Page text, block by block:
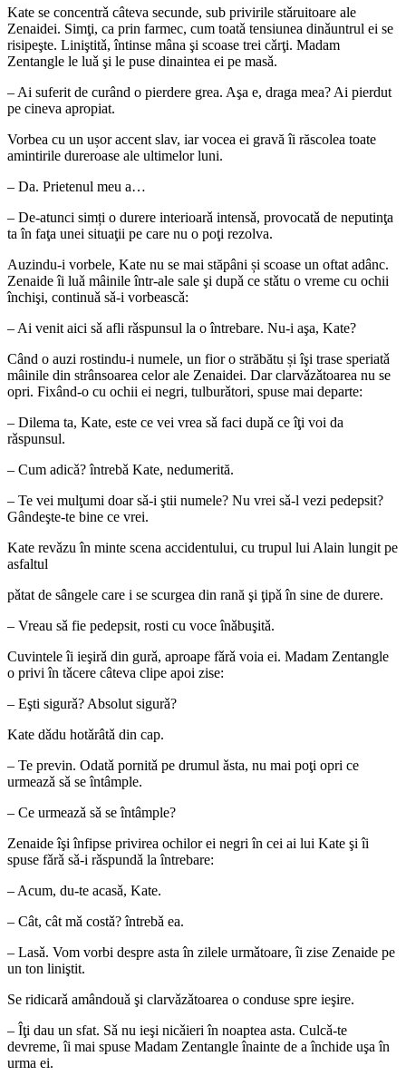
Kate se concentrǎ câteva secunde, sub privirile stǎruitoare ale
Zenaidei. Simţi, ca prin farmec, cum toatǎ tensiunea dinǎuntrul ei se
risipeşte. Liniştitǎ, întinse mâna şi scoase trei cǎrţi. Madam
Zentangle le luǎ şi le puse dinaintea ei pe masǎ.
– Ai suferit de curând o pierdere grea. Aşa e, draga mea? Ai pierdut
pe cineva apropiat.
Vorbea cu un ușor accent slav, iar vocea ei gravă îi răscolea toate
amintirile dureroase ale ultimelor luni.
– Da. Prietenul meu a…
– De-atunci simți o durere interioarǎ intensǎ, provocatǎ de neputinţa
ta în faţa unei situaţii pe care nu o poţi rezolva.
Auzindu-i vorbele, Kate nu se mai stăpâni și scoase un oftat adânc.
Zenaide îi luǎ mâinile într-ale sale şi dupǎ ce stǎtu o vreme cu ochii
închişi, continuǎ sǎ-i vorbeascǎ:
– Ai venit aici sǎ afli rǎspunsul la o întrebare. Nu-i aşa, Kate?
Când o auzi rostindu-i numele, un fior o străbătu și îşi trase speriatǎ
mâinile din strânsoarea celor ale Zenaidei. Dar clarvǎzǎtoarea nu se
opri. Fixând-o cu ochii ei negri, tulburǎtori, spuse mai departe:
– Dilema ta, Kate, este ce vei vrea sǎ faci dupǎ ce îţi voi da
rǎspunsul.
– Cum adicǎ? întrebǎ Kate, nedumerită.
– Te vei mulţumi doar sǎ-i ştii numele? Nu vrei sǎ-l vezi pedepsit?
Gândeşte-te bine ce vrei.
Kate revǎzu în minte scena accidentului, cu trupul lui Alain lungit pe
asfaltul
pǎtat de sângele care i se scurgea din rană şi ţipǎ în sine de durere.
– Vreau sǎ fie pedepsit, rosti cu voce înǎbuşitǎ.
Cuvintele îi ieşirǎ din gurǎ, aproape fǎrǎ voia ei. Madam Zentangle
o privi în tǎcere câteva clipe apoi zise:
– Eşti sigurǎ? Absolut sigurǎ?
Kate dǎdu hotǎrâtǎ din cap.
– Te previn. Odatǎ pornitǎ pe drumul ǎsta, nu mai poţi opri ce
urmeazǎ sǎ se întâmple.
– Ce urmeazǎ sǎ se întâmple?
Zenaide îşi înfipse privirea ochilor ei negri în cei ai lui Kate şi îi
spuse fǎrǎ sǎ-i rǎspundǎ la întrebare:
– Acum, du-te acasǎ, Kate.
– Cât, cât mǎ costǎ? întrebǎ ea.
– Lasǎ. Vom vorbi despre asta în zilele urmǎtoare, îi zise Zenaide pe
un ton liniştit.
Se ridicarǎ amândouǎ şi clarvǎzǎtoarea o conduse spre ieşire.
– Îţi dau un sfat. Sǎ nu ieşi nicǎieri în noaptea asta. Culcǎ-te
devreme, îi mai spuse Madam Zentangle înainte de a închide uşa în
urma ei.